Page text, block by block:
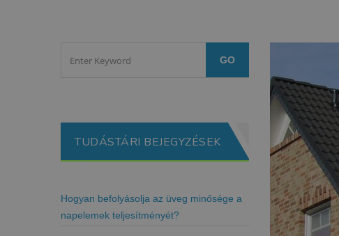
TUDÁSTÁRI BEJEGYZÉSEK
Hogyan befolyásolja az üveg minősége a
napelemek teljesítményét?